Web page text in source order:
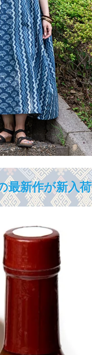
最新作が新入